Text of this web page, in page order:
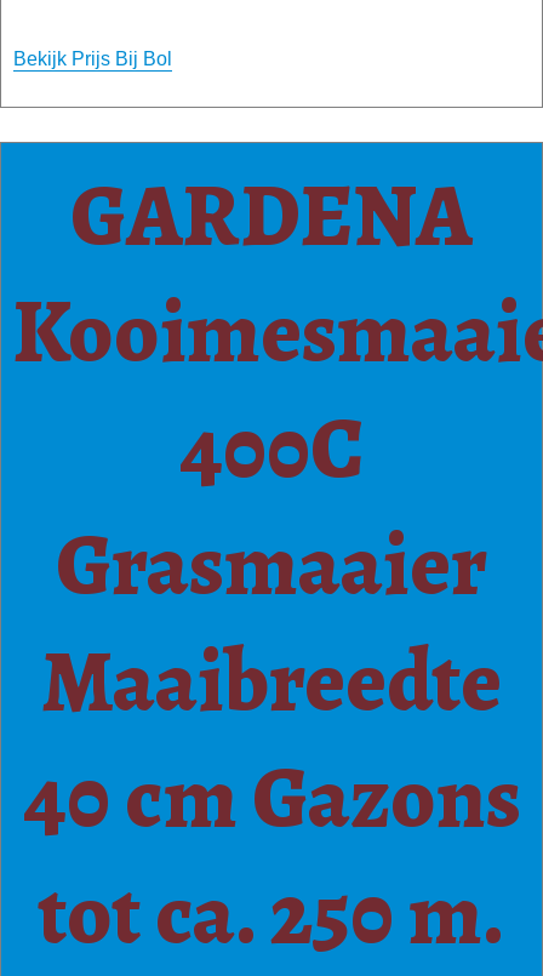
Bekijk Prijs Bij Bol
GARDENA
400C
Grasmaaier
Maaibreedte
40 cm Gazons
tot ca. 250 m.